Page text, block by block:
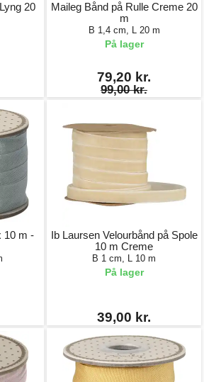
20
Maileg Bånd på Rulle Creme 20
m
B 1,4 cm, L 20 m
På lager
79,20 kr.
99,00 kr.
10 m -
Ib Laursen Velourbånd på Spole
10 m Creme
B 1 cm, L 10 m
På lager
39,00 kr.